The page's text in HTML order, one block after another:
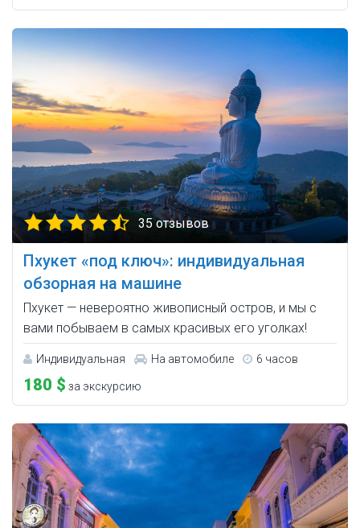
35 отзывов
Пхукет «под ключ»: индивидуальная
обзорная на машине
Пхукет — невероятно живописный остров, и мы с
вами побываем в самых красивых его уголках!
Индивидуальная На автомобиле 6 часов
180 $ за экскурсию